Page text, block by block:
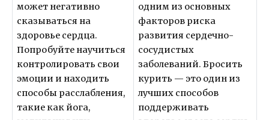
может негативно
сказываться на
здоровье сердца.
Попробуйте научиться
контролировать свои
эмоции и находить
способы расслабления,
такие как йога,
одним из основных
факторов риска
развития сердечно-
сосудистых
заболеваний. Бросить
курить — это один из
лучших способов
поддерживать